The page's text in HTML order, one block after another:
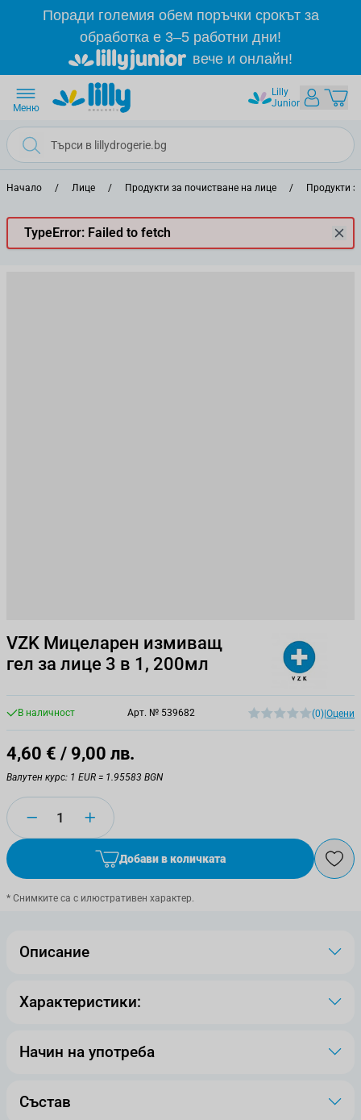
Прескачане към съдържанието
Поради големия обем поръчки срокът за
обработка е 3–5 работни дни!
вече и онлайн!
Lilly
Junior
Меню
Начало / Лице / Продукти за почистване на лице / Продукти
TypeError: Failed to fetch
VZK Мицеларен измиващ
гел за лице 3 в 1, 200мл
В наличност Арт. № 539682 (0)|Оцени
4,60 € / 9,00 лв.
Валутен курс: 1 EUR = 1.95583 BGN
Количество
Добави в количката
* Снимките са с илюстративен характер.
Описание
Характеристики:
Начин на употреба
Състав